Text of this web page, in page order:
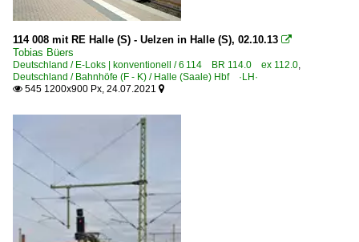
114 008 mit RE Halle (S) - Uelzen in Halle (S), 02.10.13 
Tobias Büers
Deutschland / E-Loks | konventionell / 6 114 BR 114.0 ex 112.0
Deutschland / Bahnhöfe (F - K) / Halle (Saale) Hbf ·LH·
 545 1200x900 Px, 24.07.2021 